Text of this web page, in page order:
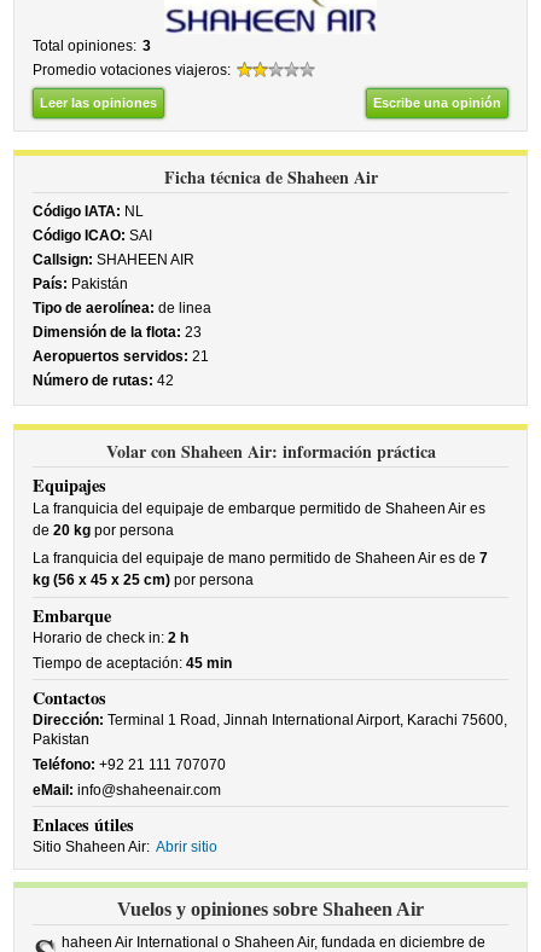
Total opiniones: 3
Promedio votaciones viajeros:
Leer las opiniones Escribe una opinión
Ficha técnica de Shaheen Air
Código IATA: NL
Código ICAO: SAI
Callsign: SHAHEEN AIR
País: Pakistán
Tipo de aerolínea: de linea
Dimensión de la flota: 23
Aeropuertos servidos: 21
Número de rutas: 42
Volar con Shaheen Air: información práctica
Equipajes
La franquicia del equipaje de embarque permitido de Shaheen Air es
de20 kg por persona
La franquicia del equipaje de mano permitido de Shaheen Air es de7
kg (56 x 45 x 25 cm) por persona
Embarque
Horario de check in:2 h
Tiempo de aceptación:45 min
Contactos
Dirección: Terminal 1 Road, Jinnah International Airport, Karachi 75600,
Pakistan
Teléfono: +92 21 111 707070
eMail: info@shaheenair.com
Enlaces útiles
Sitio Shaheen Air: Abrir sitio
Vuelos y opiniones sobre Shaheen Air
haheen Air International o Shaheen Air, fundada en diciembre de